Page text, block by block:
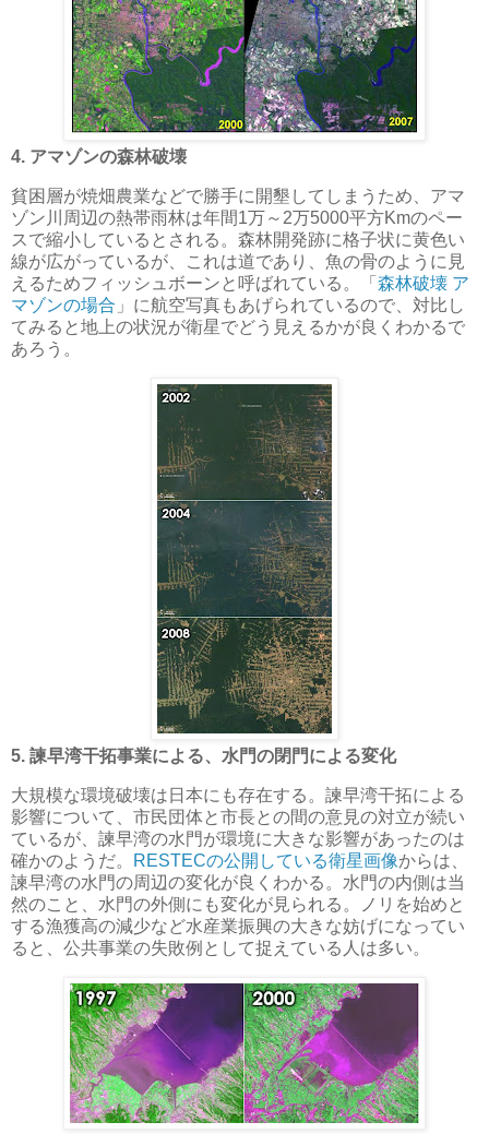
4. アマゾンの森林破壊
貧困層が焼畑農業などで勝手に開墾してしまうため、アマ
ゾン川周辺の熱帯雨林は年間1万～2万5000平方Kmのペー
スで縮小しているとされる。森林開発跡に格子状に黄色い
線が広がっているが、これは道であり、魚の骨のように見
えるためフィッシュボーンと呼ばれている。「 森林破壊 ア
マゾンの場合 」に航空写真もあげられているので、対比し
てみると地上の状況が衛星でどう見えるかが良くわかるで
あろう。
5. 諫早湾干拓事業による、水門の閉門による変化
大規模な環境破壊は日本にも存在する。諫早湾干拓による
影響について、市民団体と市長との間の意見の対立が続い
ているが、諫早湾の水門が環境に大きな影響があったのは
確かのようだ。
RESTECの公開している衛星画像からは、
諫早湾の水門の周辺の変化が良くわかる。水門の内側は当
然のこと、水門の外側にも変化が見られる。ノリを始めと
する漁獲高の減少など水産業振興の大きな妨げになってい
ると、公共事業の失敗例として捉えている人は多い。